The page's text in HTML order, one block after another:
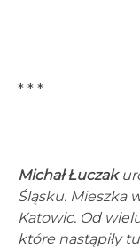
* * *
Michał Łuczak
Śląsku. Mieszka
Katowic. Od
które nastąpiły